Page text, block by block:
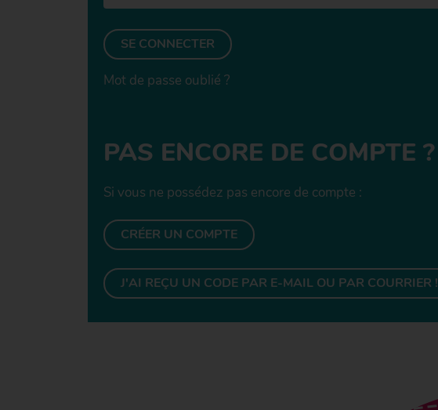
SE CONNECTER
Mot de passe oublié
PAS ENCORE DE COMPTE ?
Si vous ne possédez pas encore de compte :
CRÉER UN COMPTE
J'AI REÇU UN CODE PAR E-MAIL OU PAR COURRIER !